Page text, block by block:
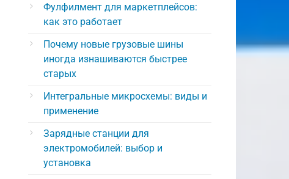
Фулфилмент для маркетплейсов:
как это работает
Почему новые грузовые шины
иногда изнашиваются быстрее
старых
Интегральные микросхемы: виды и
применение
Зарядные станции для
электромобилей: выбор и
установка